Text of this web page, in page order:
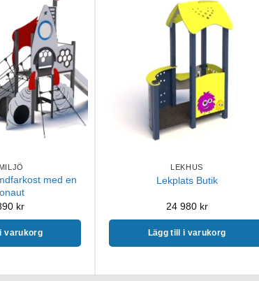
med en
kr
varukorg
LEKHUS
Lekplats Butik
24 980 kr
Lägg till i varukorg